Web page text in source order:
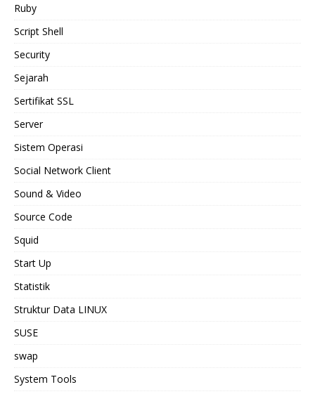
Ruby
Script Shell
Security
Sejarah
Sertifikat SSL
Server
Sistem Operasi
Social Network Client
Sound & Video
Source Code
Squid
Start Up
Statistik
Struktur Data LINUX
SUSE
swap
System Tools